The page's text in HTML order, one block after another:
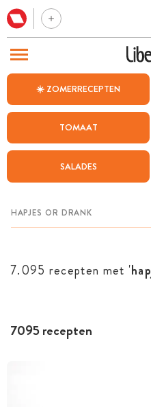
☀️ ZOMERRECEPTEN
TOMAAT
SALADES
7.095 recepten met '
7095 recepten
BEZOEK ONZE ANDERE WEBSITES
WEEKMENU
CHAT MET MAIA
MIJN BEWAARDE RECEPTEN